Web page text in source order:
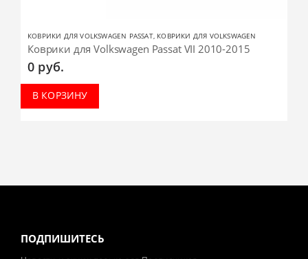
КОВРИКИ ДЛЯ VOLKSWAGEN PASSAT, КОВРИКИ ДЛЯ VOLKSWAGEN
Коврики для Volkswagen Passat VII 2010-2015
0 руб.
В КОРЗИНУ
ПОДПИШИТЕСЬ